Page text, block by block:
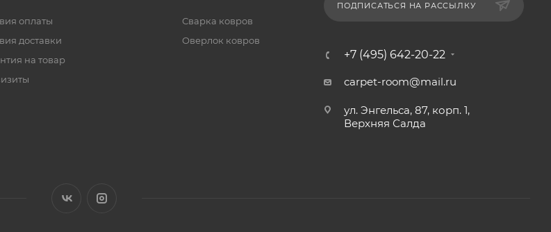
оплаты
доставки
на товар
Сварка ковров
Оверлок ковров
ПОДПИСАТЬСЯ НА РАССЫЛКУ
+7 (495) 642-20-22
carpet-room@mail.ru
ул. Энгельса, 87, корп. 1,
Верхняя Салда